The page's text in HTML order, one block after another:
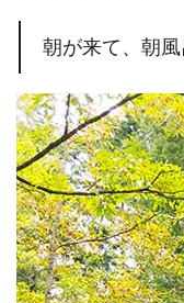
朝が来て、朝風